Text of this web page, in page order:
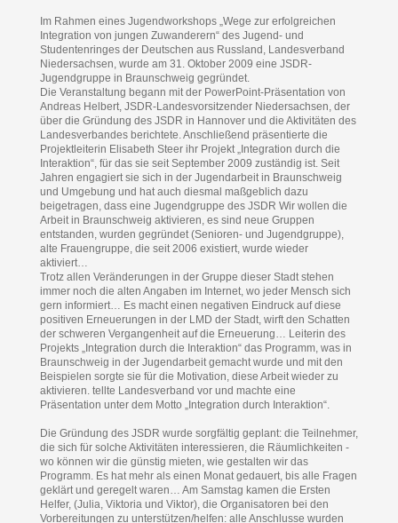
Im Rahmen eines Jugendworkshops „Wege zur erfolgreichen
Integration von jungen Zuwanderern“ des Jugend- und
Studentenringes der Deutschen aus Russland, Landesverband
Niedersachsen, wurde am 31. Oktober 2009 eine JSDR-
Jugendgruppe in Braunschweig gegründet.
Die Veranstaltung begann mit der PowerPoint-Präsentation von
Andreas Helbert, JSDR-Landesvorsitzender Niedersachsen, der
über die Gründung des JSDR in Hannover und die Aktivitäten des
Landesverbandes berichtete. Anschließend präsentierte die
Projektleiterin Elisabeth Steer ihr Projekt „Integration durch die
Interaktion“, für das sie seit September 2009 zuständig ist. Seit
Jahren engagiert sie sich in der Jugendarbeit in Braunschweig
und Umgebung und hat auch diesmal maßgeblich dazu
beigetragen, dass eine Jugendgruppe des JSDR Wir wollen die
Arbeit in Braunschweig aktivieren, es sind neue Gruppen
entstanden, wurden gegründet (Senioren- und Jugendgruppe),
alte Frauengruppe, die seit 2006 existiert, wurde wieder
aktiviert…
Trotz allen Veränderungen in der Gruppe dieser Stadt stehen
immer noch die alten Angaben im Internet, wo jeder Mensch sich
gern informiert… Es macht einen negativen Eindruck auf diese
positiven Erneuerungen in der LMD der Stadt, wirft den Schatten
der schweren Vergangenheit auf die Erneuerung… Leiterin des
Projekts „Integration durch die Interaktion“ das Programm, was in
Braunschweig in der Jugendarbeit gemacht wurde und mit den
Beispielen sorgte sie für die Motivation, diese Arbeit wieder zu
aktivieren. tellte Landesverband vor und machte eine
Präsentation unter dem Motto „Integration durch Interaktion“.
Die Gründung des JSDR wurde sorgfältig geplant: die Teilnehmer,
die sich für solche Aktivitäten interessieren, die Räumlichkeiten -
wo können wir die günstig mieten, wie gestalten wir das
Programm. Es hat mehr als einen Monat gedauert, bis alle Fragen
geklärt und geregelt waren… Am Samstag kamen die Ersten
Helfer, (Julia, Viktoria und Viktor), die Organisatoren bei den
Vorbereitungen zu unterstützen/helfen: alle Anschlusse wurden